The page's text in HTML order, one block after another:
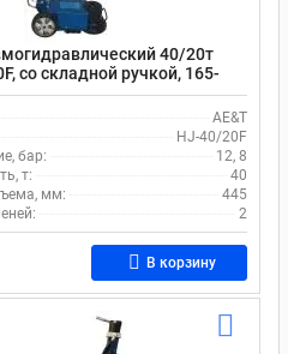
40/20т
со складной ручкой, 165-
AE&T
HJ-40/20F
бар:
12, 8
т:
40
мм:
445
2
В корзину